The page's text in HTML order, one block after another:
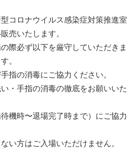
コロナウイルス感染症対策推進室
売いたします。
際必ず以下を厳守していただきま
。
指の消毒にご協力ください。
・手指の消毒の徹底をお願いいた
機時〜退場完了時まで）にご協力
い方はご入場いただけません。